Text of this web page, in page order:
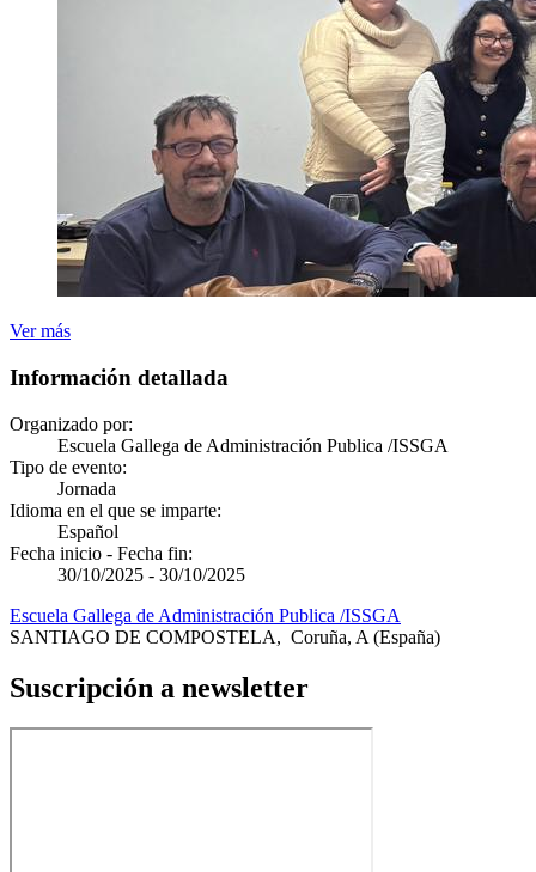
Ver más
Información detallada
Organizado por:
Escuela Gallega de Administración Publica /ISSGA
Tipo de evento:
Jornada
Idioma en el que se imparte:
Español
Fecha inicio - Fecha fin:
30/10/2025 - 30/10/2025
Escuela Gallega de Administración Publica /ISSGA
SANTIAGO DE COMPOSTELA, Coruña, A (España)
Suscripción a newsletter